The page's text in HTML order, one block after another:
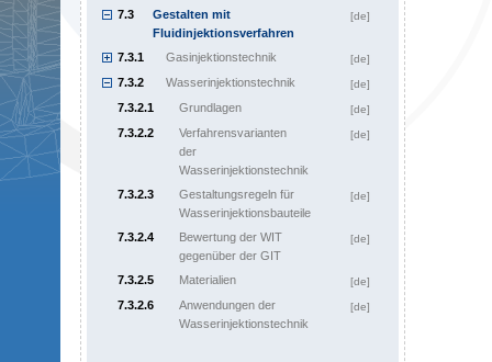
7.3
Gestalten mit
Fluidinjektionsverfahren
[de]
7.3.1 Gasinjektionstechnik [de]
7.3.2 Wasserinjektionstechnik [de]
7.3.2.1 Grundlagen [de]
7.3.2.2
Verfahrensvarianten
der
Wasserinjektionstechnik
[de]
7.3.2.3
Gestaltungsregeln für
Wasserinjektionsbauteile
[de]
7.3.2.4
Bewertung der WIT
gegenüber der GIT
[de]
7.3.2.5 Materialien [de]
7.3.2.6
Anwendungen der
Wasserinjektionstechnik
[de]